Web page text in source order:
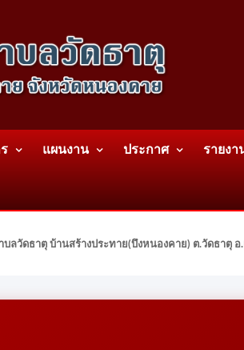
แผนงาน ประกาศ รายงา
บลวัดธาตุ บ้านสร้างประทาย(บึงหนองคาย) ต.วัดธาตุ